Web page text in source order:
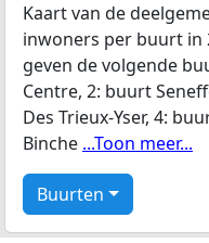
Kaart van de
inwoners per buurt in
geven de volgende
Centre, 2: buurt
Des Trieux-Yser, 4:
Binche ...Toon meer...
Buurten